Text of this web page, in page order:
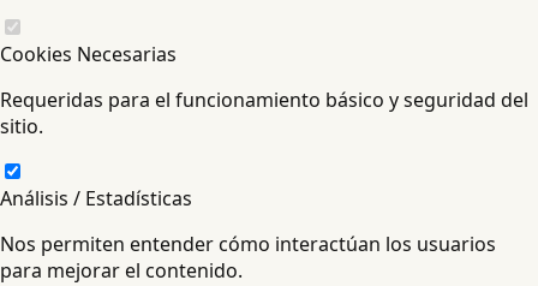
Cookies Necesarias
Requeridas para el funcionamiento básico y seguridad del
sitio.
Análisis / Estadísticas
Nos permiten entender cómo interactúan los usuarios
para mejorar el contenido.